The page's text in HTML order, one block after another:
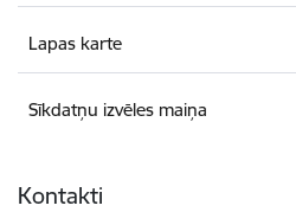
Lapas karte
Sīkdatņu izvēles maiņa
Kontakti